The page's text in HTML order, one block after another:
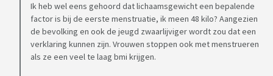
Ik heb wel eens gehoord dat lichaamsgewicht een bepalende
factor is bij de eerste menstruatie, ik meen 48 kilo? Aangezien
de bevolking en ook de jeugd zwaarlijviger wordt zou dat een
verklaring kunnen zijn. Vrouwen stoppen ook met menstrueren
als ze een veel te laag bmi krijgen.